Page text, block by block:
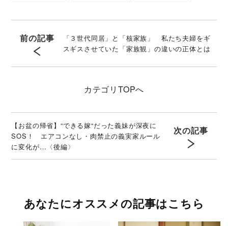
前の記事
「３世代同居」と「核家族」 私たち夫婦をギ
スギスさせていた「家族観」の違いの正体とは
カテゴリ TOPへ
【お盆の帰省】“できる嫁“だった義妹が深夜に
SOS！ エアコンなし・肉禁止の義実家ルール
に変化が…〈後編〉
次の記事
あなたにオススメの記事はこちら